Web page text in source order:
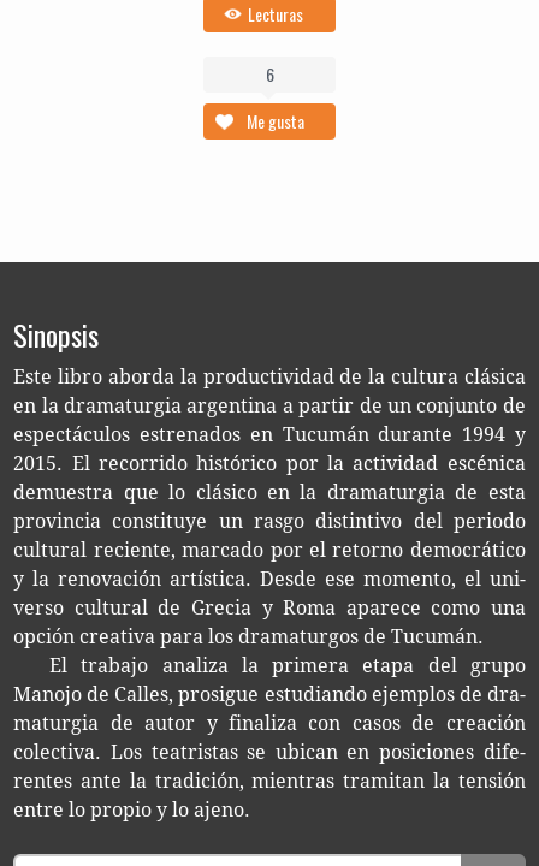
Lecturas
6
Me gusta
Sinopsis
Este libro abor­da la pro­duc­ti­vi­dad de la cul­tu­ra clá­si­ca
en la dra­ma­tur­gia argen­ti­na a par­tir de un con­jun­to de
espec­tácu­los estre­na­dos en Tucu­mán duran­te 1994 y
2015. El reco­rri­do his­tó­ri­co por la acti­vi­dad escé­ni­ca
demues­tra que lo clá­si­co en la dra­ma­tur­gia de esta
pro­vin­cia cons­ti­tu­ye un rasgo dis­tin­ti­vo del perio­do
cul­tu­ral recien­te, mar­ca­do por el retorno demo­crá­ti­co
y la reno­va­ción artís­ti­ca. Desde ese momen­to, el uni­
ver­so cul­tu­ral de Gre­cia y Roma apa­re­ce como una
opción crea­ti­va para los dra­ma­tur­gos de Tucumán.
El tra­ba­jo ana­li­za la pri­me­ra etapa del grupo
Mano­jo de Calles, pro­si­gue estu­dian­do ejem­plos de dra­
ma­tur­gia de autor y fina­li­za con casos de crea­ción
colec­ti­va. Los tea­tris­tas se ubi­can en posi­cio­nes dife­
ren­tes ante la tra­di­ción, mien­tras tra­mi­tan la ten­sión
entre lo pro­pio y lo ajeno.